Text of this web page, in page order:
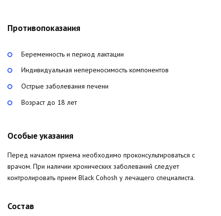
Противопоказания
Беременность и период лактации
Индивидуальная непереносимость компонентов
Острые заболевания печени
Возраст до 18 лет
Особые указания
Перед началом приема необходимо проконсультироваться с
врачом. При наличии хронических заболеваний следует
контролировать прием Black Cohosh у лечащего специалиста.
Состав